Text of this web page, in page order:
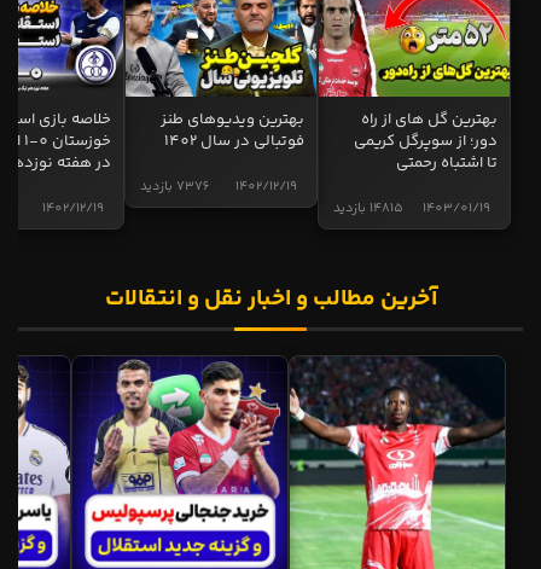
بهترین گل های از راه
دور؛ از سوپرگل کریمی
تا اشتباه رحمتی
14815 بازدید 1403/01/19
بهترین ویدیوهای طنز
فوتبالی در سال 1402
7376 بازدید 1402/12/19
خلاصه بازی
در هفته نوزدهم
1402/12/19
آخرین مطالب و اخبار نقل و انتقالات